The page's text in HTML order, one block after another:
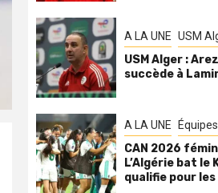
A LA UNE USM
USM Alger :
succède à
A LA UNE
CAN 2026
L’Algérie bat le
qualifie pour